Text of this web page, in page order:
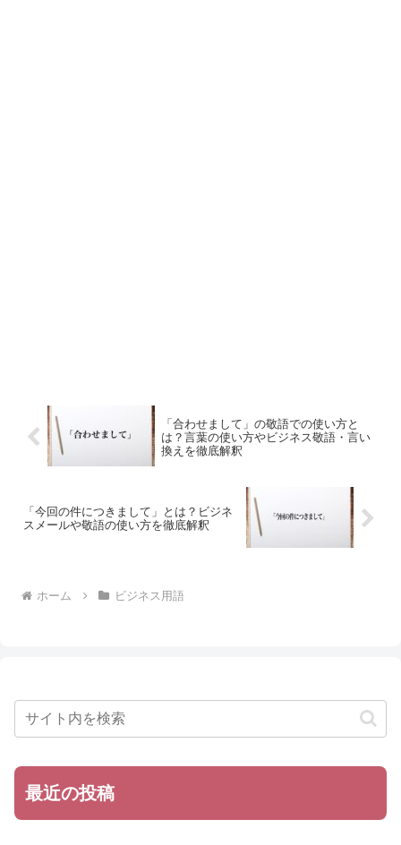
「合わせまして」の敬語での使い方と
は？言葉の使い方やビジネス敬語・言い
換えを徹底解釈
「今回の件につきまして」とは？ビジネ
スメールや敬語の使い方を徹底解釈
ホーム ビジネス用語
最近の投稿